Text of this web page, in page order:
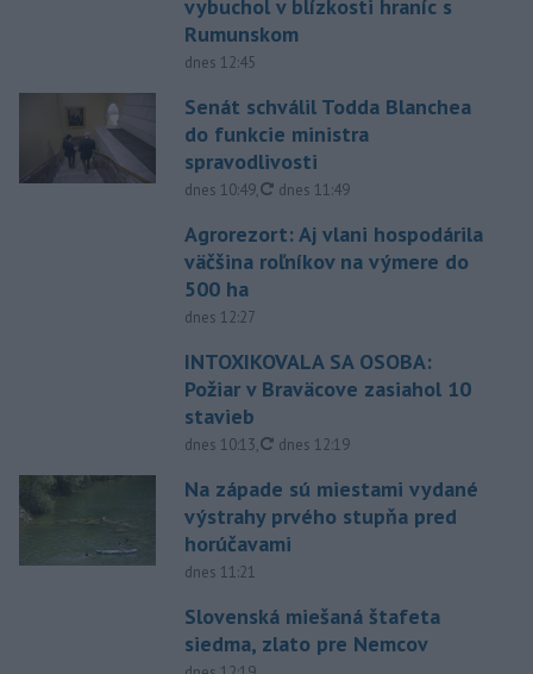
vybuchol v blízkosti hraníc s
Rumunskom
dnes 12:45
Senát schválil Todda Blanchea
do funkcie ministra
spravodlivosti
dnes 10:49, aktualizované
dnes 11:49
Agrorezort: Aj vlani hospodárila
väčšina roľníkov na výmere do
500 ha
dnes 12:27
INTOXIKOVALA SA OSOBA:
Požiar v Braväcove zasiahol 10
stavieb
dnes 10:13, aktualizované
dnes 12:19
Na západe sú miestami vydané
výstrahy prvého stupňa pred
horúčavami
dnes 11:21
Slovenská miešaná štafeta
siedma, zlato pre Nemcov